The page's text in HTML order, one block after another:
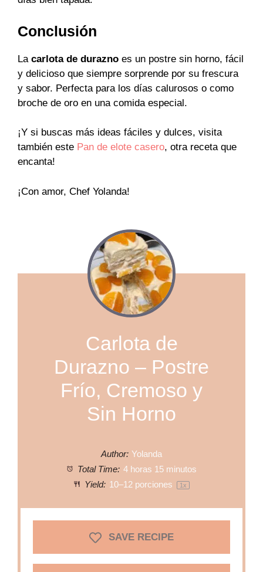
Conclusión
La carlota de durazno es un postre sin horno, fácil
y delicioso que siempre sorprende por su frescura
y sabor. Perfecta para los días calurosos o como
broche de oro en una comida especial.
¡Y si buscas más ideas fáciles y dulces, visita
también este Pan de elote casero, otra receta que
encanta!
¡Con amor, Chef Yolanda!
Carlota de
Durazno – Postre
Frío, Cremoso y
Sin Horno
Author: Yolanda
Total Time: 4 horas 15 minutos
Yield: 10–12porciones 1x
SAVE RECIPE